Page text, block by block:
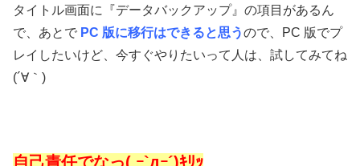
タイトル画面に『データバックアップ』の項目があるん
で、あとで PC 版に移行はできると思うので、PC 版でプ
レイしたいけど、今すぐやりたいって人は、試してみてね
(´∀｀)
自己責任でなっ( ｰ`дｰ´)ｷﾘｯ